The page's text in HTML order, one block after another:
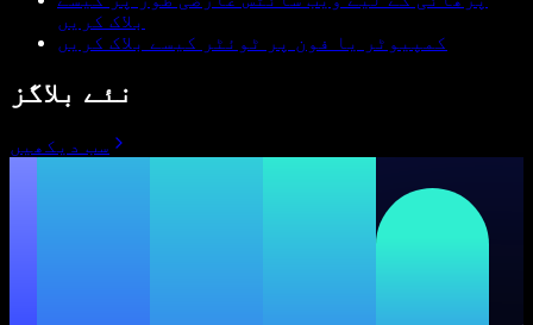
بلاک کریں
کمپیوٹر یا فون پر ٹوئٹر کیسے بلاک کریں
نئے بلاگز
سب دیکھیں